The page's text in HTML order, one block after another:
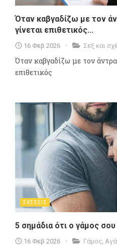
Όταν καβγαδίζω με τον
γίνεται επιθετικός...
16 Φεβ 2026 Σεξ και
Όταν καβγαδίζω με τον
επιθετικός
ΣΧΕΣΕΙΣ
5 σημάδια ότι ο γάμος
16 Φεβ 2026 Γάμος